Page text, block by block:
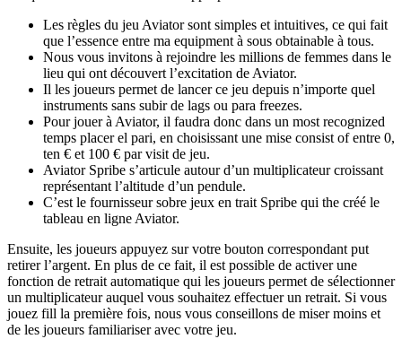
Les règles du jeu Aviator sont simples et intuitives, ce qui fait
que l’essence entre ma equipment à sous obtainable à tous.
Nous vous invitons à rejoindre les millions de femmes dans le
lieu qui ont découvert l’excitation de Aviator.
Il les joueurs permet de lancer ce jeu depuis n’importe quel
instruments sans subir de lags ou para freezes.
Pour jouer à Aviator, il faudra donc dans un most recognized
temps placer el pari, en choisissant une mise consist of entre 0,
ten € et 100 € par visit de jeu.
Aviator Spribe s’articule autour d’un multiplicateur croissant
représentant l’altitude d’un pendule.
C’est le fournisseur sobre jeux en trait Spribe qui the créé le
tableau en ligne Aviator.
Ensuite, les joueurs appuyez sur votre bouton correspondant put
retirer l’argent. En plus de ce fait, il est possible de activer une
fonction de retrait automatique qui les joueurs permet de sélectionner
un multiplicateur auquel vous souhaitez effectuer un retrait. Si vous
jouez fill la première fois, nous vous conseillons de miser moins et
de les joueurs familiariser avec votre jeu.